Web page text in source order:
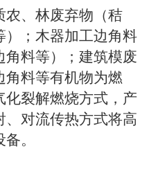
农、林废弃物（秸
）；木器加工边角料
角料等）；建筑模废
角料等有机物为燃
化裂解燃烧方式，产
、对流传热方式将高
。